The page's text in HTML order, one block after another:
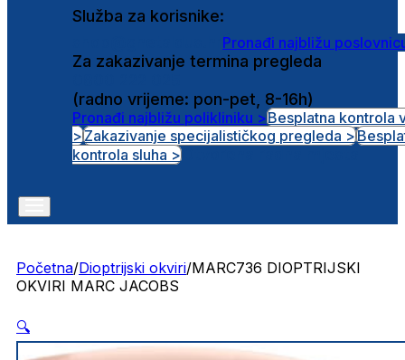
Služba za korisnike:
Pronađi najbližu
Za zakazivanje termina pregleda
(radno vrijeme: pon-pet, 8-16h)
Pronađi najbližu polikliniku >Besplatna kontrola
>Zakazivanje specijalističkog pregleda >
kontrola sluha >
Početna/Dioptrijski okviri/MARC736 DIOPTRIJSKI
OKVIRI MARC JACOBS
🔍